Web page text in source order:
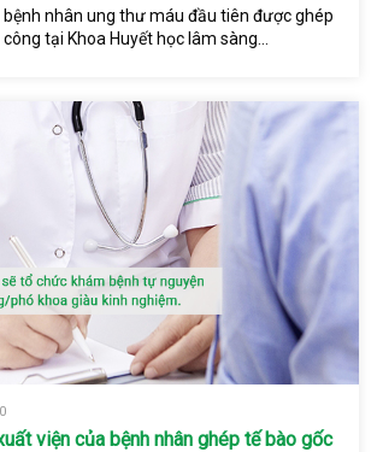
nhân ung thư máu đầu tiên được ghép
tại Khoa Huyết học lâm sàng...
viện của bệnh nhân ghép tế bào gốc